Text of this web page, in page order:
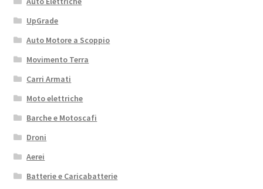
UpGrade
Auto Motore a Scoppio
Movimento Terra
Carri Armati
Moto elettriche
Barche e Motoscafi
Droni
Aerei
Batterie e Caricabatterie